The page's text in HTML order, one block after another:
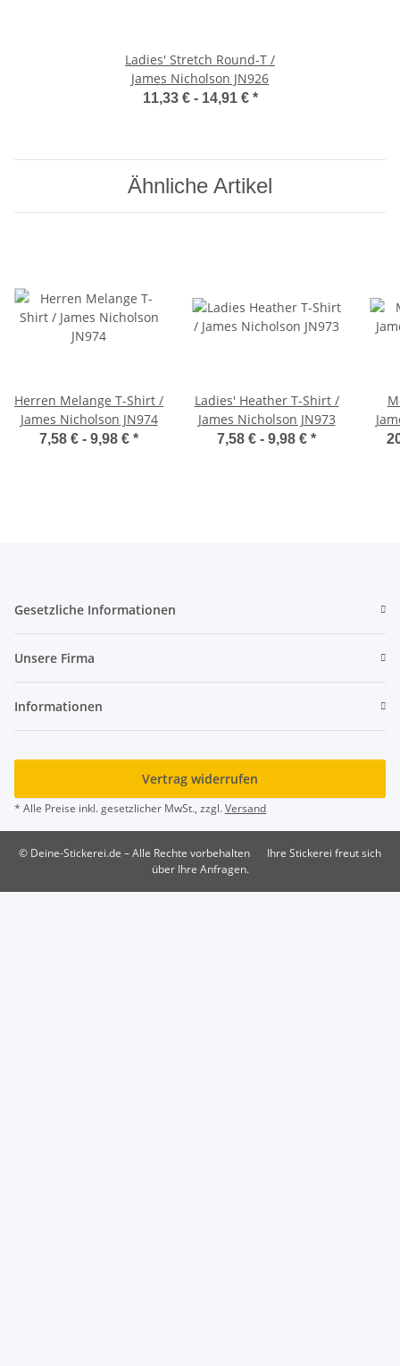
Ladies' Stretch Round-T /
James Nicholson JN926
11,33 € - 14,91 € *
Ähnliche Artikel
Herren Melange T-Shirt /
James Nicholson JN974
7,58 € - 9,98 € *
Ladies' Heather T-Shirt /
James Nicholson JN973
7,58 € - 9,98 € *
Gesetzliche Informationen
Unsere Firma
Informationen
Vertrag widerrufen
* Alle Preise inkl. gesetzlicher MwSt., zzgl.Versand
© Deine-Stickerei.de – Alle Rechte vorbehalten
Ihre Stickerei freut sich
über Ihre Anfragen.